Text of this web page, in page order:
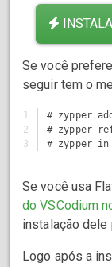
Se você
seguir tem o
1
2
# zypper
# zypper
Se você usa
do VSCodium
instalação
Logo após a